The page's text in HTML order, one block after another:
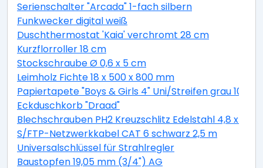
Serienschalter "Arcada" 1-fach silbern
Funkwecker digital weiß
Duschthermostat 'Kaia' verchromt 28 cm
Kurzflorroller 18 cm
Stockschraube Ø 0,6 x 5 cm
Leimholz Fichte 18 x 500 x 800 mm
Papiertapete "Boys & Girls 4" Uni/Streifen grau 10,05
Eckduschkorb "Draad"
Blechschrauben PH2 Kreuzschlitz Edelstahl 4,8 x 19
S/FTP-Netzwerkkabel CAT 6 schwarz 2,5 m
Universalschlüssel für Strahlregler
Baustopfen 19,05 mm (3/4") AG